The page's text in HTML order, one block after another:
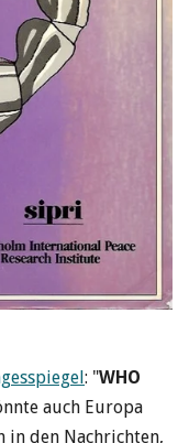
: "WHO
auch Europa
in den Nachrichten,